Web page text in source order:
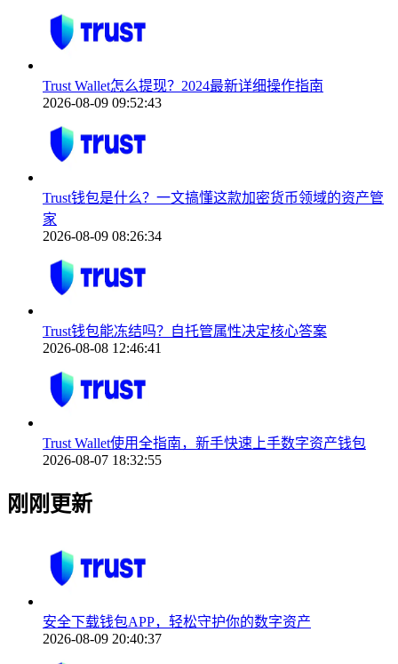
Trust Wallet怎么提现？2024最新详细操作指南
2026-08-09 09:52:43
Trust钱包是什么？一文搞懂这款加密货币领域的资产管
家
2026-08-09 08:26:34
Trust钱包能冻结吗？自托管属性决定核心答案
2026-08-08 12:46:41
Trust Wallet使用全指南，新手快速上手数字资产钱包
2026-08-07 18:32:55
刚刚更新
安全下载钱包APP，轻松守护你的数字资产
2026-08-09 20:40:37